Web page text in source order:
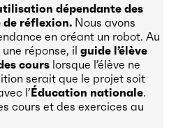
dépendante des
de réflexion. Nous avons
en créant un robot. Au
réponse, il guide l’élève
cours lorsque l’élève ne
serait que le projet soit
l’Éducation nationale.
cours et des exercices au